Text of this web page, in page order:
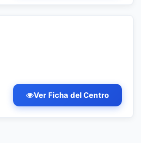
Ver Ficha del Centro